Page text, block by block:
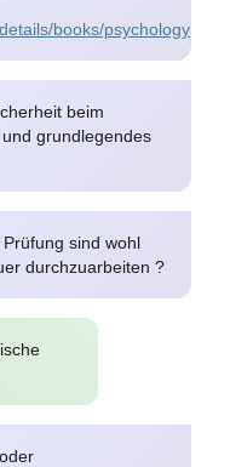
books/psychology
beim
grundlegendes
sind wohl
durchzuarbeiten ?
oder